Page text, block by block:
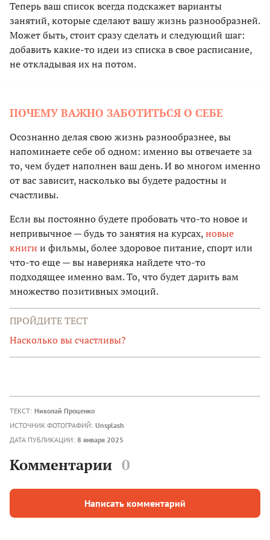
Теперь ваш список всегда подскажет варианты
занятий, которые сделают вашу жизнь разнообразней.
Может быть, стоит сразу сделать и следующий шаг:
добавить какие-то идеи из списка в свое расписание,
не откладывая их на потом.
ПОЧЕМУ ВАЖНО ЗАБОТИТЬСЯ О СЕБЕ
Осознанно делая свою жизнь разнообразнее, вы
напоминаете себе об одном: именно вы отвечаете за
то, чем будет наполнен ваш день. И во многом именно
от вас зависит, насколько вы будете радостны и
счастливы.
Если вы постоянно будете пробовать что-то новое и
непривычное — будь то занятия на курсах,новые
книги и фильмы, более здоровое питание, спорт или
что-то еще — вы наверняка найдете что-то
подходящее именно вам. То, что будет дарить вам
множество позитивных эмоций.
ПРОЙДИТЕ ТЕСТ
Насколько вы счастливы?
ТЕКСТ: Николай Проценко
ИСТОЧНИК ФОТОГРАФИЙ: Unsplash
ДАТА ПУБЛИКАЦИИ: 8 января 2025
Комментарии 0
Написать комментарий